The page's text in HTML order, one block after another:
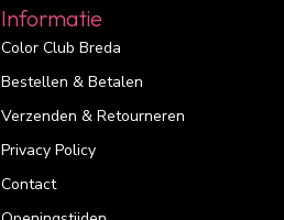
Informatie
Color Club Breda
Bestellen & Betalen
Verzenden & Retourneren
Privacy Policy
Contact